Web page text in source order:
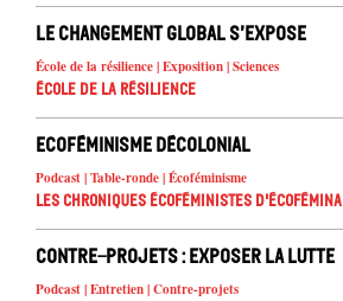
Le changement global s’expose
École de la résilience | Exposition | Sciences
École de la résilience
Ecoféminisme décolonial
Podcast | Table-ronde | Écoféminisme
Les chroniques écoféministes d'ÉcoFémina
Contre-projets : exposer la lutte
Podcast | Entretien | Contre-projets